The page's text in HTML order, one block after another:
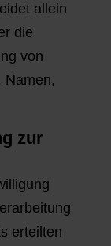
allein
die
von
Namen,
zur
erteilten